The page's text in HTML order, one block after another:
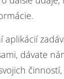
aplikácií
dávate
činností,